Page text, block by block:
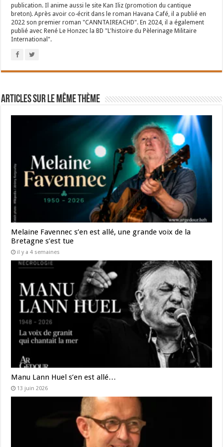
publication. Il anime aussi le site Kan Iliz (promotion du cantique
breton). Après avoir co-écrit dans le roman Havana Café, il a publié en
2022 son premier roman "CANNTAIREACHD". En 2024, il a également
publié avec René Le Honzec la BD "L'histoire du Pèlerinage Militaire
International".
Articles sur le même thème
Melaine Favennec s’en est allé, une grande voix de la
Bretagne s’est tue
il y a 4 semaines
Manu Lann Huel s’en est allé…
13 juin 2026